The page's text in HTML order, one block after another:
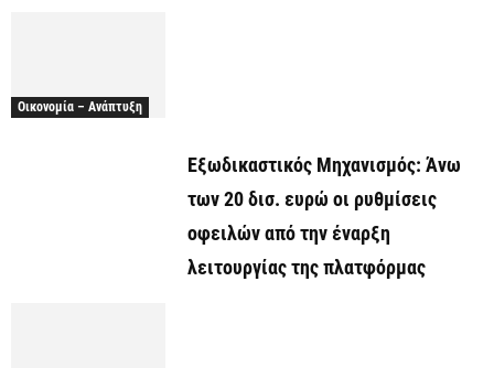
Οικονομία – Ανάπτυξη
Εξωδικαστικός Μηχανισμός: Άνω
των 20 δισ. ευρώ οι ρυθμίσεις
οφειλών από την έναρξη
λειτουργίας της πλατφόρμας